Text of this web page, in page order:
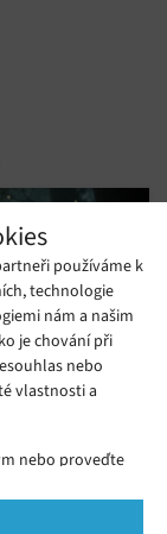
používáme k
technologie
nám a našim
je chování při
nebo
vlastnosti a
nebo proveďte
pouze na tomto
klenot bez